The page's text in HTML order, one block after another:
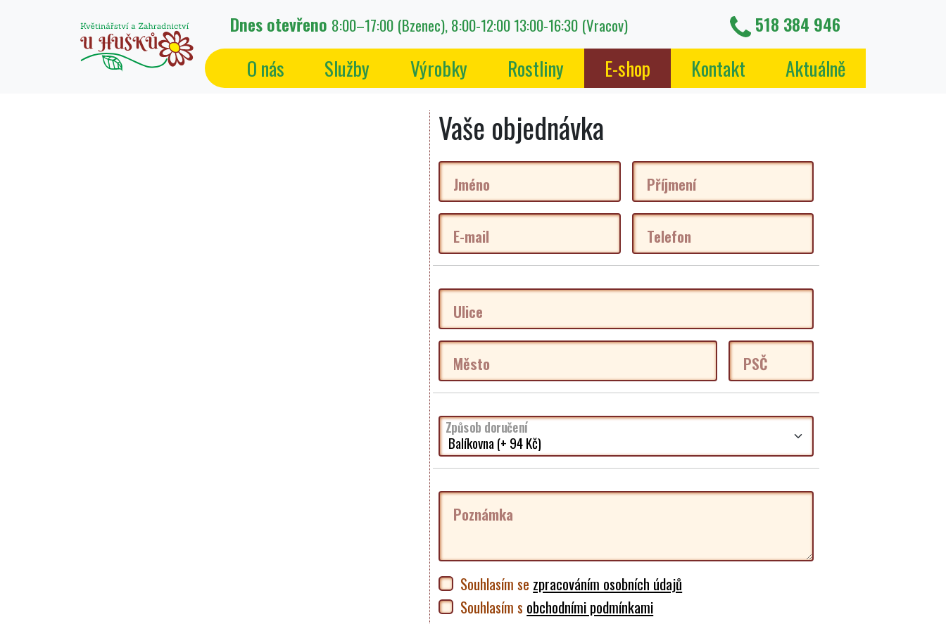
O nás Služby Výrobky Rostliny E-shop Kontakt Aktuálně
Dnes otevřeno 8:00–17:00 (Bzenec), 8:00-12:00 13:00-16:30 (Vracov) 518 384 946
Vaše objednávka
Jméno Příjmení
E-mail Telefon
Ulice
Město PSČ
Způsob doručení
Poznámka
Souhlasím se zpracováním osobních údajů
Souhlasím s obchodními podmínkami